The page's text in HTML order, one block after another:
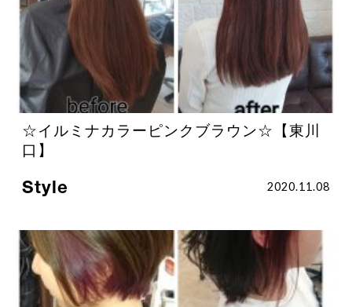
☆イルミナカラーピンクブラウン☆【東川
口】
Style 2020.11.08